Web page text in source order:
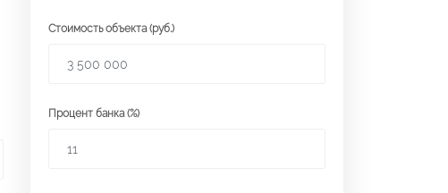
Стоимость объекта (руб.)
Процент банка (%)